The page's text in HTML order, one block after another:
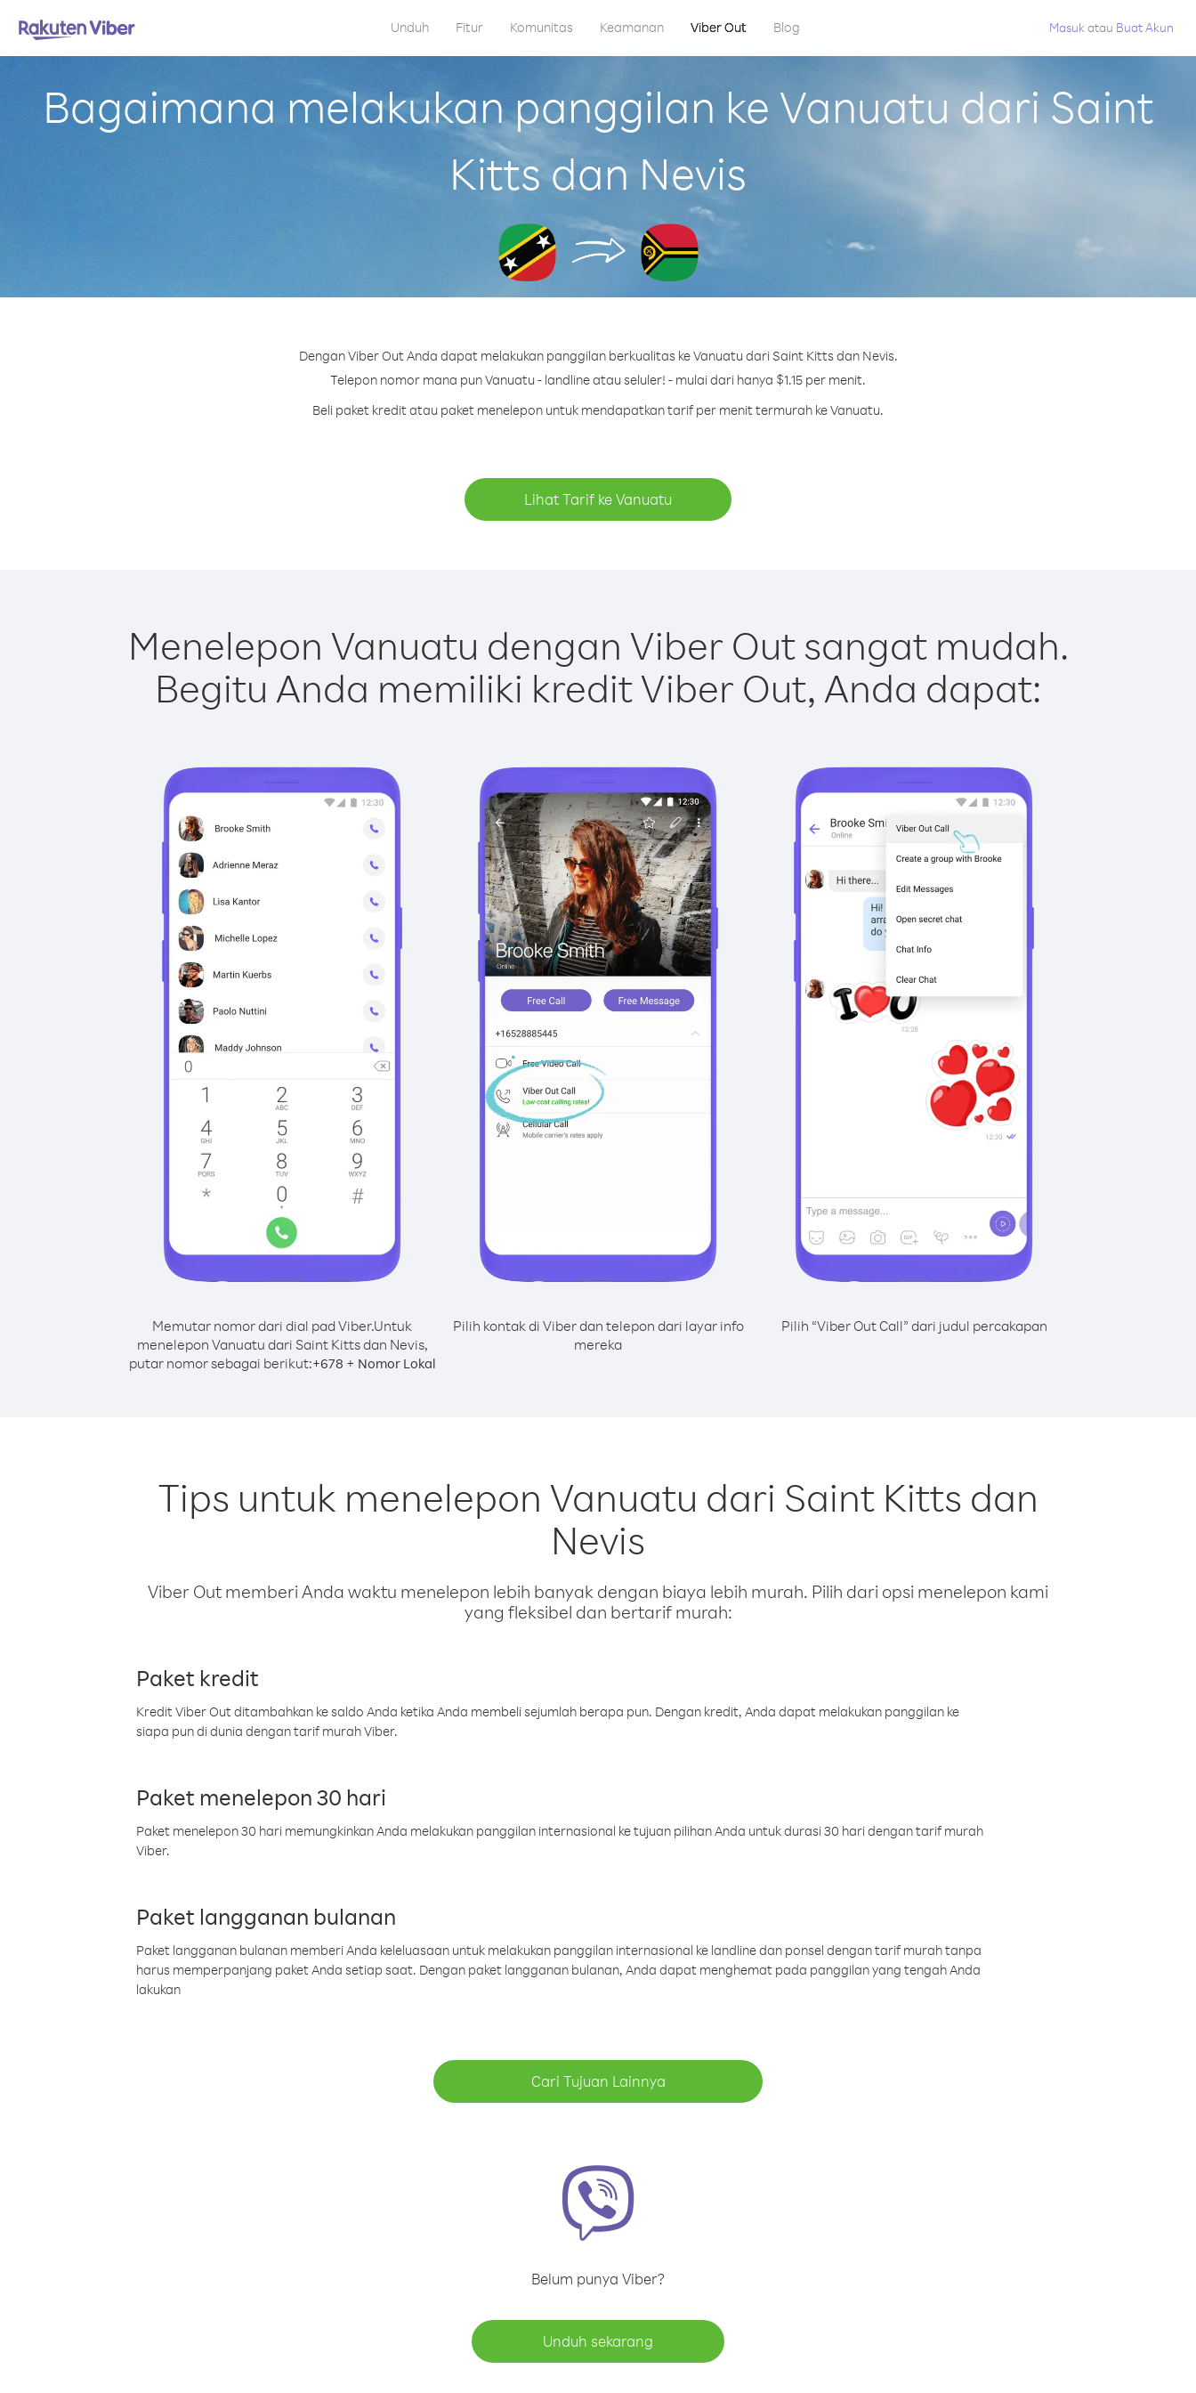
Unduh Fitur Komunitas Keamanan Viber Out Blog Masuk atau Buat Akun
Bagaimana melakukan panggilan ke Vanuatu dari Saint
Kitts dan Nevis
Dengan Viber Out Anda dapat melakukan panggilan berkualitas ke Vanuatu dari Saint Kitts dan Nevis.
Telepon nomor mana pun Vanuatu - landline atau seluler! - mulai dari hanya $1.15 per menit.
Beli paket kredit atau paket menelepon untuk mendapatkan tarif per menit termurah ke Vanuatu.
Lihat Tarif ke Vanuatu
Menelepon Vanuatu dengan Viber Out sangat mudah.
Begitu Anda memiliki kredit Viber Out, Anda dapat:
Memutar nomor dari dial pad Viber.Untuk
menelepon Vanuatu dari Saint Kitts dan Nevis,
putar nomor sebagai berikut:+678 + Nomor Lokal
Pilih kontak di Viber dan telepon dari layar info
mereka
Pilih “Viber Out Call” dari judul percakapan
Tips untuk menelepon Vanuatu dari Saint Kitts dan
Nevis
Viber Out memberi Anda waktu menelepon lebih banyak dengan biaya lebih murah. Pilih dari opsi menelepon kami
yang fleksibel dan bertarif murah:
Paket kredit
Kredit Viber Out ditambahkan ke saldo Anda ketika Anda membeli sejumlah berapa pun. Dengan kredit, Anda dapat melakukan panggilan ke
siapa pun di dunia dengan tarif murah Viber.
Paket menelepon 30 hari
Paket menelepon 30 hari memungkinkan Anda melakukan panggilan internasional ke tujuan pilihan Anda untuk durasi 30 hari dengan tarif murah
Viber.
Paket langganan bulanan
Paket langganan bulanan memberi Anda keleluasaan untuk melakukan panggilan internasional ke landline dan ponsel dengan tarif murah tanpa
harus memperpanjang paket Anda setiap saat. Dengan paket langganan bulanan, Anda dapat menghemat pada panggilan yang tengah Anda
lakukan
Cari Tujuan Lainnya
Belum punya Viber?
Unduh sekarang